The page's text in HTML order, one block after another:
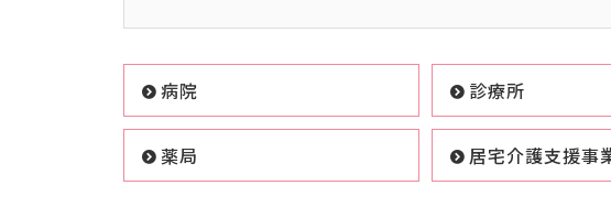
病院 診療所
薬局 居宅介護支援事